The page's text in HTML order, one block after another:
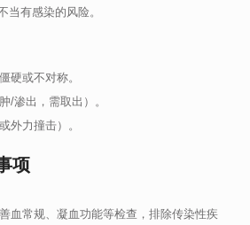
当有感染的风险。
硬或不对称。
/渗出，需取出）。
外力撞击）。
项
血常规、凝血功能等检查，排除传染性疾